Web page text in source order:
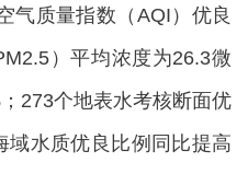
气质量指数（AQI）优良
）平均浓度为26.3微
273个地表水考核断面优
水质优良比例同比提高